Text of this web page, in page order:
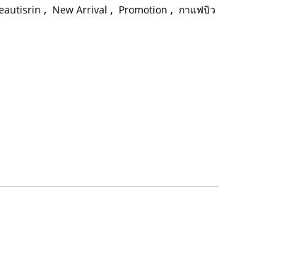
, New Arrival , Promotion , กาแฟบิว